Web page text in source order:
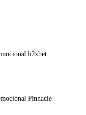
b2xbet
Pinnacle